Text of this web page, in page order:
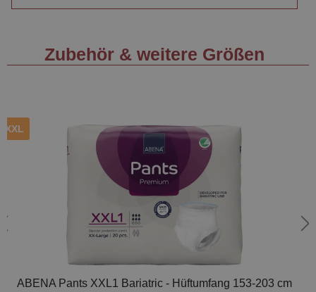
Zubehör & weitere Größen
XXL
ABENA Pants XXL1 Bariatric - Hüftumfang 153-203 cm